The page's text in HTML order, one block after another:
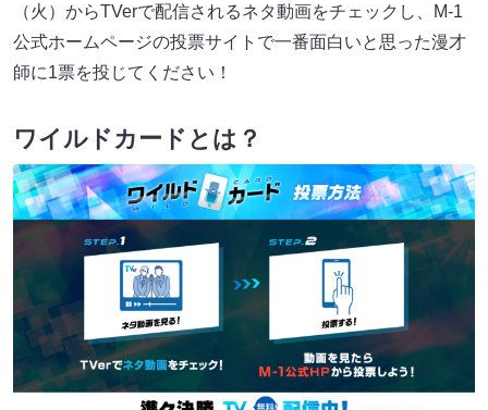
（火）からTVerで配信されるネタ動画をチェックし、M-1
公式ホームページの投票サイトで一番面白いと思った漫才
師に1票を投じてください！
ワイルドカードとは？